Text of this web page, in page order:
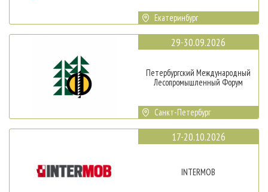
Екатеринбург
29-30.09.2026
Петербургский Международный
Лесопромышленный Форум
Санкт-Петербург
17-20.10.2026
INTERMOB